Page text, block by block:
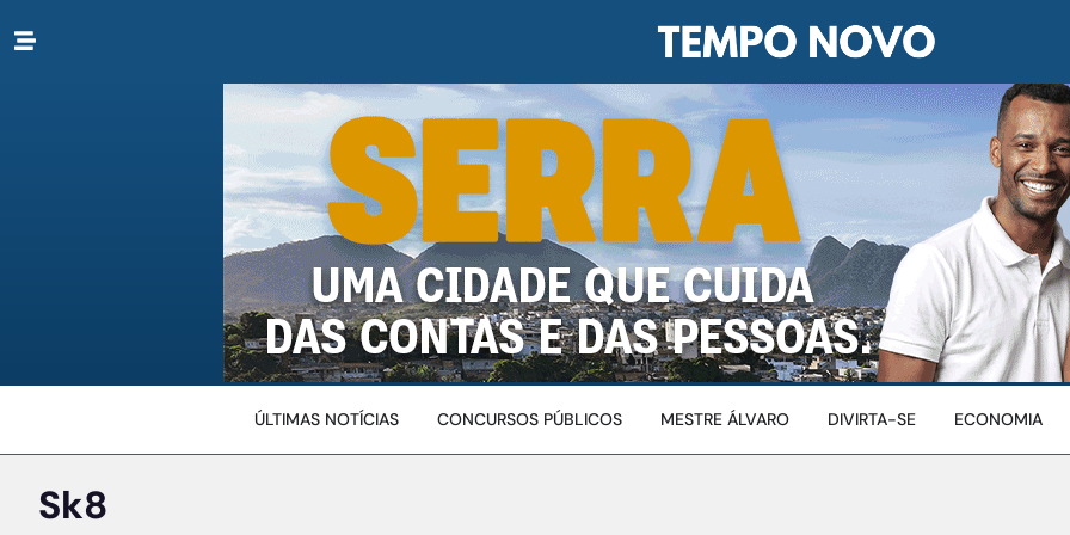
ÚLTIMAS NOTÍCIAS CONCURSOS PÚBLICOS MESTRE ÁLVARO DIVIRTA-SE ECONOMIA
Sk8